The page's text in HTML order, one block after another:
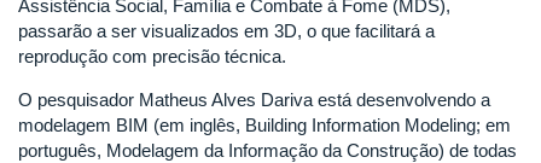
Assistência Social, Família e Combate à Fome (MDS),
passarão a ser visualizados em 3D, o que facilitará a
reprodução com precisão técnica.
O pesquisador Matheus Alves Dariva está desenvolvendo a
modelagem BIM (em inglês, Building Information Modeling; em
português, Modelagem da Informação da Construção) de todas